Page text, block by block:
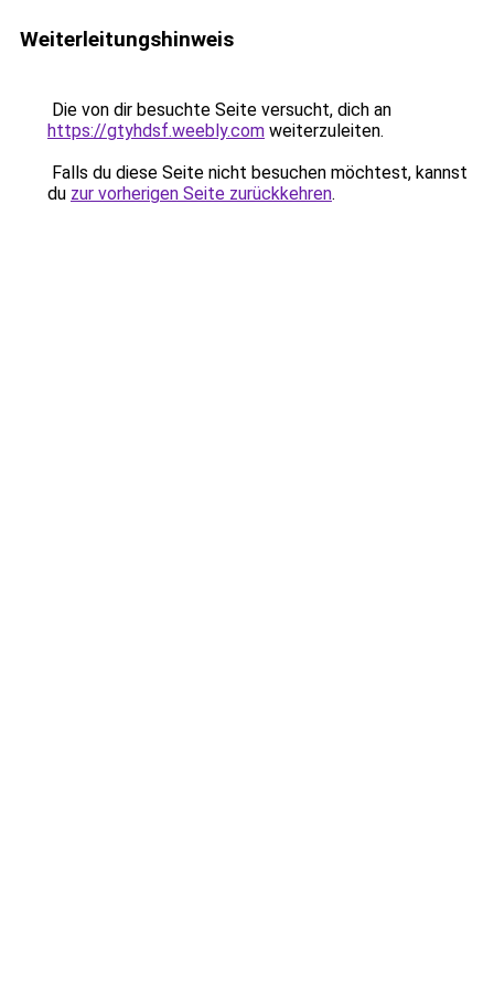
Weiterleitungshinweis
Die von dir besuchte Seite versucht, dich an
https://gtyhdsf.weebly.com weiterzuleiten.
Falls du diese Seite nicht besuchen möchtest, kannst
du zur vorherigen Seite zurückkehren.